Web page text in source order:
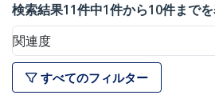
検索結果11件中1件から10件まで
関連度
すべてのフィルター